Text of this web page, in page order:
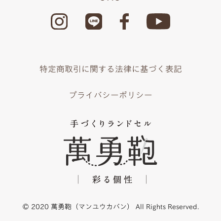
特定商取引に関する法律に基づく表記
プライバシーポリシー
© 2020 萬勇鞄（マンユウカバン） All Rights Reserved.